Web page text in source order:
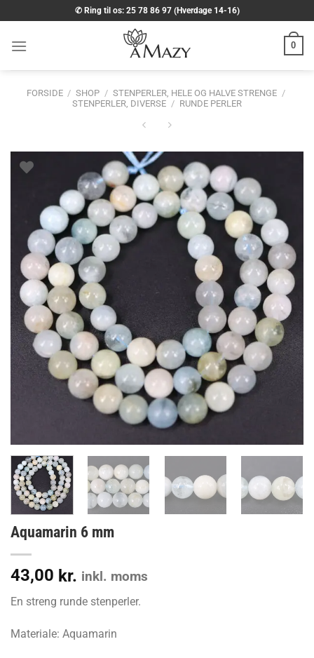
til
indhold
✆ Ring til os: 25 78 86 97 (Hverdage 14-16)
0
FORSIDE / SHOP / STENPERLER, HELE OG HALVE STRENGE /
STENPERLER, DIVERSE / RUNDE PERLER
Aquamarin 6 mm
43,00 kr. inkl. moms
En streng runde stenperler.
Materiale: Aquamarin